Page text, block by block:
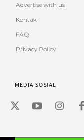
Advertise with us
Kontak
FAQ
Privacy Policy
MEDIA SOSIAL